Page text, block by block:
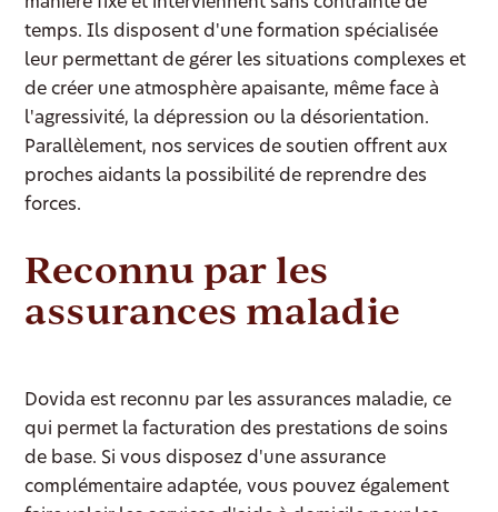
temps. Ils disposent d'une formation spécialisée
leur permettant de gérer les situations complexes et
de créer une atmosphère apaisante, même face à
l'agressivité, la dépression ou la désorientation.
Parallèlement, nos services de soutien offrent aux
proches aidants la possibilité de reprendre des
forces.
Reconnu par les
assurances maladie
Dovida est reconnu par les assurances maladie, ce
qui permet la facturation des prestations de soins
de base. Si vous disposez d'une assurance
complémentaire adaptée, vous pouvez également